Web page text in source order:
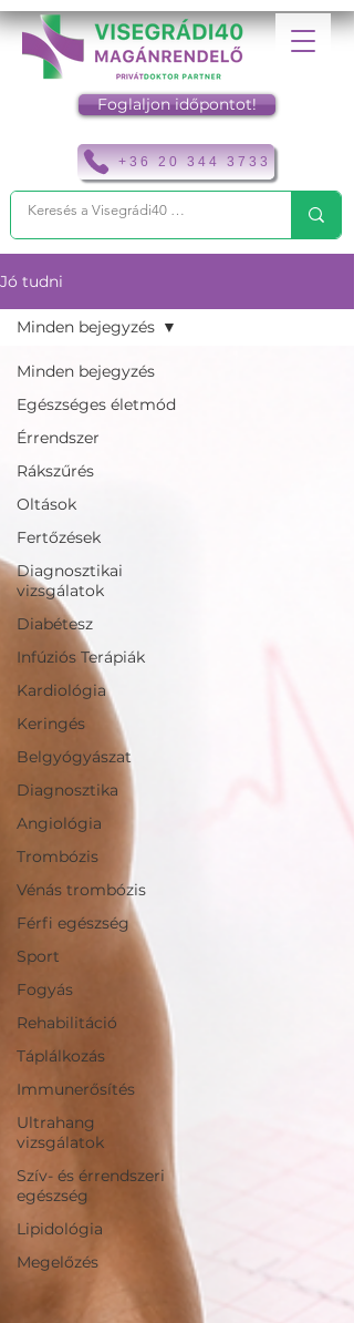
+36 20 344 3733
Foglaljon időpontot!
Jó tudni
Minden bejegyzés
Egészséges életmód
Érrendszer
Rákszűrés
Oltások
Fertőzések
Diagnosztikai
vizsgálatok
Diabétesz
Infúziós Terápiák
Kardiológia
Keringés
Belgyógyászat
Diagnosztika
Angiológia
Trombózis
Vénás trombózis
Férfi egészség
Sport
Fogyás
Rehabilitáció
Táplálkozás
Immunerősítés
Ultrahang
vizsgálatok
Szív- és érrendszeri
egészség
Lipidológia
Megelőzés
Minden bejegyzés